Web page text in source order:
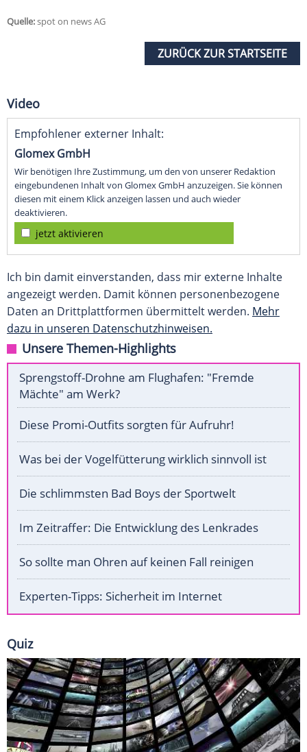
Quelle:spot on news AG
ZURÜCK ZUR STARTSEITE
Video
Empfohlener externer Inhalt:
Glomex GmbH
Wir benötigen Ihre Zustimmung, um den von unserer Redaktion
eingebundenen Inhalt von Glomex GmbH anzuzeigen. Sie können
diesen mit einem Klick anzeigen lassen und auch wieder
deaktivieren.
jetzt aktivieren
Ich bin damit einverstanden, dass mir externe Inhalte
angezeigt werden. Damit können personenbezogene
Daten an Drittplattformen übermittelt werden. Mehr
dazu in unseren Datenschutzhinweisen.
Unsere Themen-Highlights
Sprengstoff-Drohne am Flughafen: "Fremde
Mächte" am Werk?
Diese Promi-Outfits sorgten für Aufruhr!
Was bei der Vogelfütterung wirklich sinnvoll ist
Die schlimmsten Bad Boys der Sportwelt
Im Zeitraffer: Die Entwicklung des Lenkrades
So sollte man Ohren auf keinen Fall reinigen
Experten-Tipps: Sicherheit im Internet
Quiz